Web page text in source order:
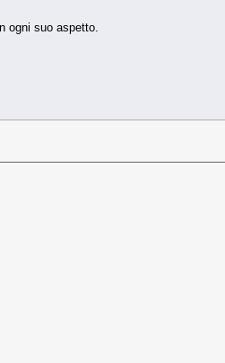
ogni suo aspetto.